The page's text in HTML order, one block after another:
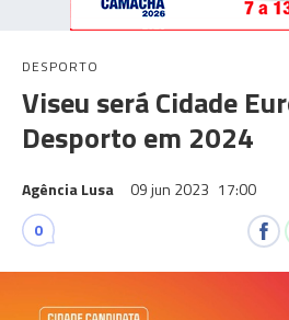
DESPORTO
Viseu será Cidade
Desporto em 2024
Agência Lusa 09 jun 2023 17:00
0